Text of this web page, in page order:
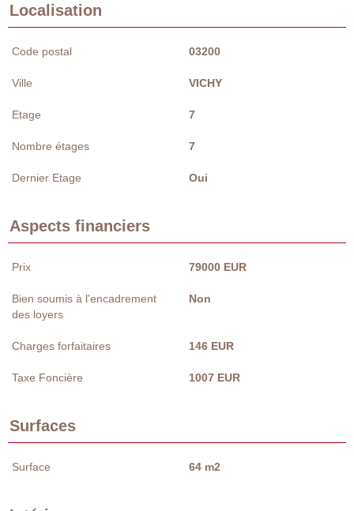
Localisation
Code postal 03200
Ville VICHY
Etage 7
Nombre étages 7
Dernier Etage Oui
Aspects financiers
Prix 79000 EUR
Bien soumis à l'encadrement
des loyers
Non
Charges forfaitaires 146 EUR
Taxe Foncière 1007 EUR
Surfaces
Surface 64 m2